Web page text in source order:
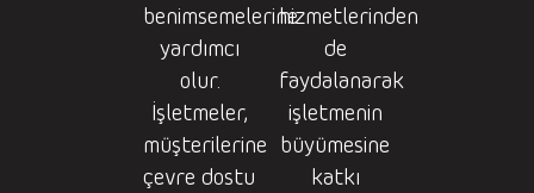
benimsemelerine
yardımcı
olur.
İşletmeler,
müşterilerine
çevre dostu
hizmetlerinden
de
faydalanarak
işletmenin
büyümesine
katkı